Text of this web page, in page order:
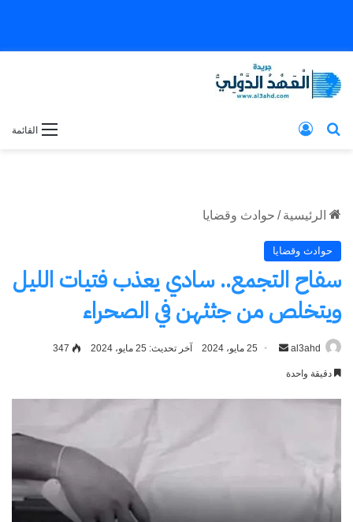
القائمة بحث عن
الرئيسية / حوادث وقضايا
حوادث وقضايا
سفاح التجمع.. سادي يعذب فتيات الليل
ويتخلص من جثثهن في الصحراء
al3ahd
أرسل 25 مايو، 2024 آخر تحديث: 25 مايو، 2024 347
دقيقة واحدة